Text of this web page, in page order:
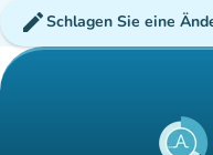
editSchlagen Sie eine